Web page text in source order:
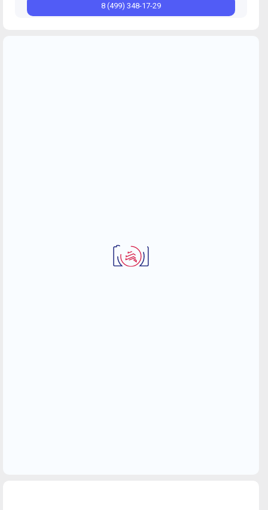
8 (499) 348-17-29